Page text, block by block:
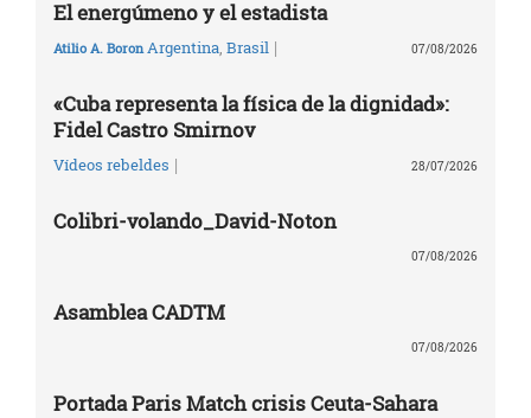
El energúmeno y el estadista
Atilio A. Boron Argentina Brasil | 07/08/2026
«Cuba representa la física de la dignidad»:
Fidel Castro Smirnov
Vídeos rebeldes | 28/07/2026
Colibri-volando_David-Noton
07/08/2026
Asamblea CADTM
07/08/2026
Portada Paris Match crisis Ceuta-Sahara